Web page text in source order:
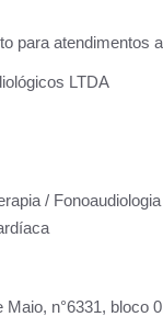
para atendimentos
LTDA
/
Maio, n°6331, bloco